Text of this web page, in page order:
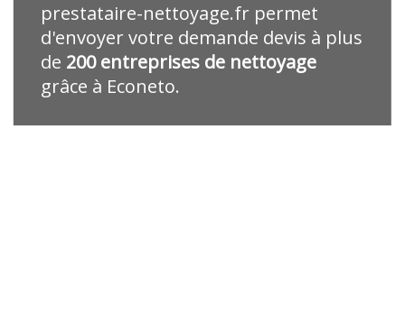
prestataire-nettoyage.fr permet
d'envoyer votre demande devis à plus
de 200 entreprises de nettoyage
grâce à Econeto.